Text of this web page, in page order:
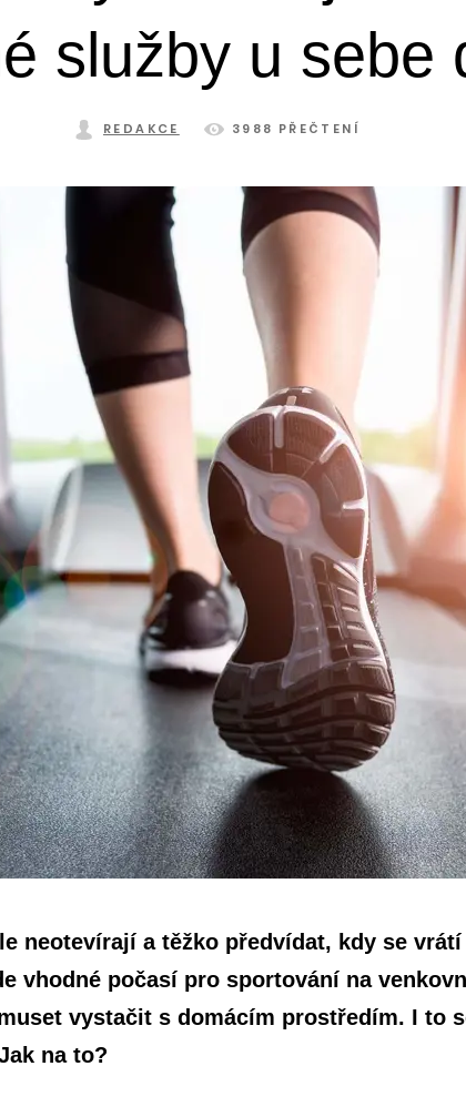
služby u sebe
REDAKCE 3988 PŘEČTENÍ
neotevírají a těžko předvídat, kdy se
vhodné počasí pro sportování na
vystačit s domácím prostředím. I to
na to?